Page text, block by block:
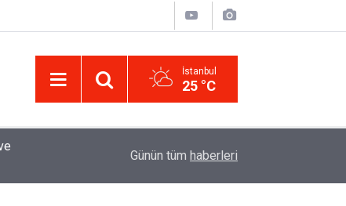
İstanbul
25 °C
Uzadı, Ödeme Kuralları Değişti
Günün tüm haberleri